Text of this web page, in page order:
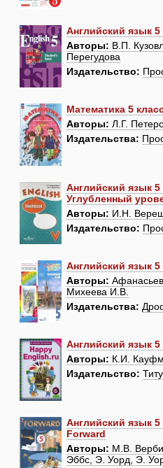
Английский язык 5
Авторы: В.П.
Перегудова
Издательство:
Математика 5
Авторы: Л.Г.
Издательства:
Английский язык 5
Углубленный
Авторы: И.Н.
Издательство:
Английский язык
Авторы:
Михеева И.В.
Издательства:
Английский язык
Авторы: К.И.
Издательство:
Английский язык 5
Forward
Авторы: М.В.
Эббс, Э. Уорд, Э.